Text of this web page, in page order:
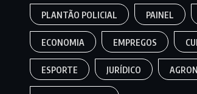
PLANTÃO POLICIAL PAINEL
ECONOMIA EMPREGOS
ESPORTE JURÍDICO